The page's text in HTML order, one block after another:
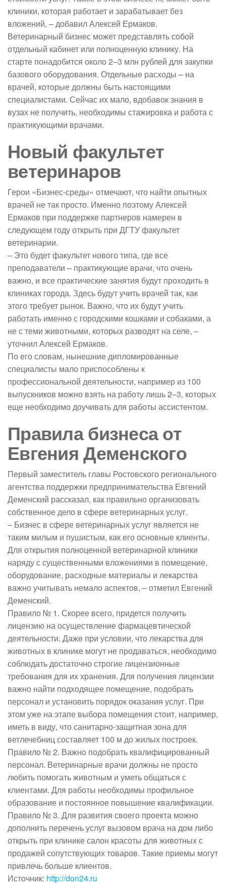
клиники, которая работает и зарабатывает без
вложений, – добавил Алексей Ермаков.
Ветеринарный бизнес может представлять собой
отдельный кабинет или полноценную клинику. На
старте понадобится около 2–3 млн рублей для закупки
базового оборудования. Отдельные расходы – на
врачей, которые должны быть настоящими
специалистами. Сейчас их мало, вдобавок знания в
вузах не получить, необходимы стажировка и работа с
практикующими врачами.
Новый факультет
ветеринаров
Герои «Бизнес-среды» отмечают, что найти опытных
врачей не так просто. Именно поэтому Алексей
Ермаков при поддержке партнеров намерен в
следующем году открыть при ДГТУ факультет
ветеринарии.
– Это будет факультет нового типа, где все
преподаватели – практикующие врачи, что очень
важно, и все практические занятия будут проходить в
клиниках города. Здесь будут учить врачей так, как
этого требует рынок. Важно, что их будут учить
работать именно с городскими кошками и собаками, а
не с теми животными, которых разводят на селе, –
уточнил Алексей Ермаков.
По его словам, нынешние дипломированные
специалисты мало приспособлены к
профессиональной деятельности, например из 100
выпускников можно взять на работу лишь 2–3, которых
еще необходимо доучивать для работы ассистентом.
Правила бизнеса от
Евгения Деменского
Первый заместитель главы Ростовского регионального
агентства поддержки предпринимательства Евгений
Деменский рассказал, как правильно организовать
собственное дело в сфере ветеринарных услуг.
– Бизнес в сфере ветеринарных услуг является не
таким милым и пушистым, как его основные клиенты.
Для открытия полноценной ветеринарной клиники
наряду с существенными вложениями в помещение,
оборудование, расходные материалы и лекарства
важно учитывать немало аспектов, – отметил Евгений
Деменский.
Правило № 1. Скорее всего, придется получить
лицензию на осуществление фармацевтической
деятельности. Даже при условии, что лекарства для
животных в клинике могут не продаваться, необходимо
соблюдать достаточно строгие лицензионные
требования для их хранения. Для получения лицензии
важно найти подходящее помещение, подобрать
персонал и установить порядок оказания услуг. При
этом уже на этапе выбора помещения стоит, например,
иметь в виду, что санитарно-защитная зона для
ветлечебниц составляет 100 м до жилых построек.
Правило № 2. Важно подобрать квалифицированный
персонал. Ветеринарные врачи должны не просто
любить помогать животным и уметь общаться с
клиентами. Для работы необходимы профильное
образование и постоянное повышение квалификации.
Правило № 3. Для развития своего проекта можно
дополнить перечень услуг вызовом врача на дом либо
открыть при клинике салон красоты для животных с
продажей сопутствующих товаров. Такие приемы могут
привлечь больше клиентов.
Источник: http://don24.ru